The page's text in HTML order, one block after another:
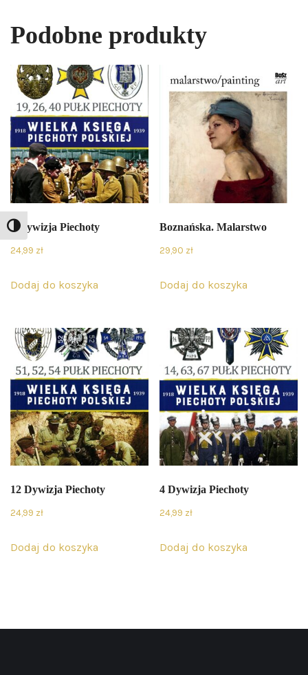
Toggle High Contrast
Podobne produkty
5 Dywizja Piechoty
24,99 zł
Dodaj do koszyka
Boznańska. Malarstwo
29,90 zł
Dodaj do koszyka
12 Dywizja Piechoty
24,99 zł
Dodaj do koszyka
4 Dywizja Piechoty
24,99 zł
Dodaj do koszyka